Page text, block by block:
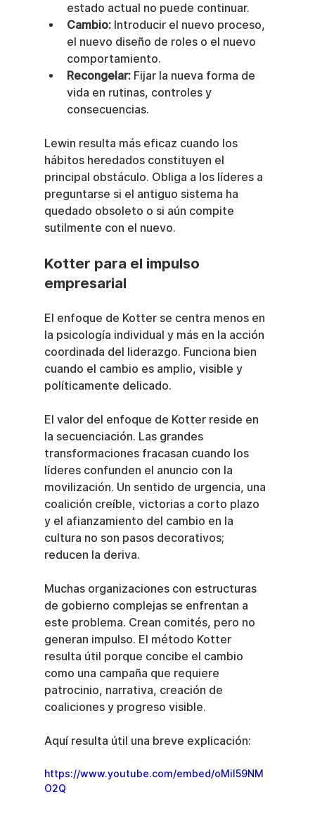
estado actual no puede continuar.
Cambio: Introducir el nuevo proceso,
el nuevo diseño de roles o el nuevo
comportamiento.
Recongelar: Fijar la nueva forma de
vida en rutinas, controles y
consecuencias.
Lewin resulta más eficaz cuando los
hábitos heredados constituyen el
principal obstáculo. Obliga a los líderes a
preguntarse si el antiguo sistema ha
quedado obsoleto o si aún compite
sutilmente con el nuevo.
Kotter para el impulso
empresarial
El enfoque de Kotter se centra menos en
la psicología individual y más en la acción
coordinada del liderazgo. Funciona bien
cuando el cambio es amplio, visible y
políticamente delicado.
El valor del enfoque de Kotter reside en
la secuenciación. Las grandes
transformaciones fracasan cuando los
líderes confunden el anuncio con la
movilización. Un sentido de urgencia, una
coalición creíble, victorias a corto plazo
y el afianzamiento del cambio en la
cultura no son pasos decorativos;
reducen la deriva.
Muchas organizaciones con estructuras
de gobierno complejas se enfrentan a
este problema. Crean comités, pero no
generan impulso. El método Kotter
resulta útil porque concibe el cambio
como una campaña que requiere
patrocinio, narrativa, creación de
coaliciones y progreso visible.
Aquí resulta útil una breve explicación:
https://www.youtube.com/embed/oMiI59NM
O2Q